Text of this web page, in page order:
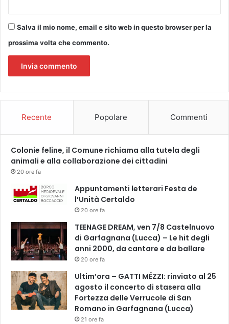
u
m
e
s
a
e
z
Salva il mio nome, email e sito web in questo browser per la
prossima volta che commento.
Recente Popolare Commenti
Colonie feline, il Comune richiama alla tutela degli
animali e alla collaborazione dei cittadini
20 ore fa
Appuntamenti letterari Festa de
l’Unità Certaldo
20 ore fa
TEENAGE DREAM, ven 7/8 Castelnuovo
di Garfagnana (Lucca) – Le hit degli
anni 2000, da cantare e da ballare
20 ore fa
Ultim’ora – GATTI MÉZZI: rinviato al 25
agosto il concerto di stasera alla
Fortezza delle Verrucole di San
Romano in Garfagnana (Lucca)
21 ore fa